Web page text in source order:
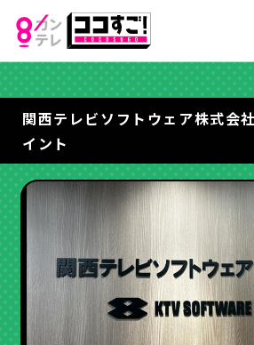
関西テレビソフトウェア株式会
イント